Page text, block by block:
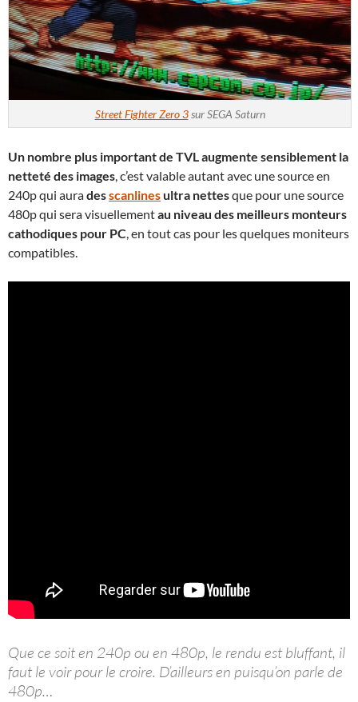
Street Fighter Zero 3sur SEGA Saturn
Un nombre plus important de TVL augmente sensiblement la
netteté des images, c’est valable autant avec une source en
240p qui auradesscanlinesultra nettesque pour une source
480p qui sera visuellementau niveau des meilleurs monteurs
cathodiques pour PC, en tout cas pour les quelques moniteurs
compatibles.
Que ce soit en 240p ou en 480p, le rendu est bluffant, il
faut le voir pour le croire. D’ailleurs en puisqu’on parle de
480p…